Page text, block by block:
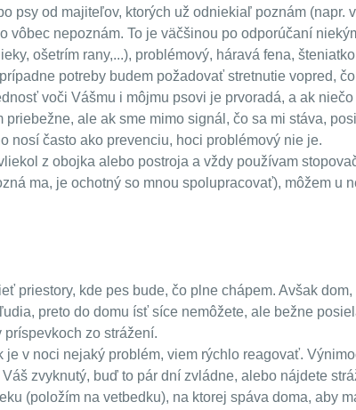
psy od majiteľov, ktorých už odniekiaľ poznám (napr.
vôbec nepoznám. To je väčšinou po odporúčaní
ošetrím rany,...), problémový, háravá fena,
potreby budem požadovať stretnutie vopred,
voči Vášmu i môjmu psovi je prvoradá, a ak
ale ak sme mimo signál, čo sa mi stáva,
nosí často ako prevenciu, hoci problémový nie je.
z obojka alebo postroja a vždy používam
ma, je ochotný so mnou spolupracovať), môžem u
priestory, kde pes bude, čo plne chápem. Avšak
preto do domu ísť síce nemôžete, ale bežne
zo strážení.
v noci nejaký problém, viem rýchlo reagovať.
zvyknutý, buď to pár dní zvládne, alebo nájdete
(položím na vetbedku), na ktorej spáva doma, aby